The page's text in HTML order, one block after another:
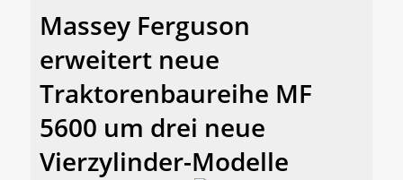
Massey Ferguson
erweitert neue
Traktorenbaureihe MF
5600 um drei neue
Vierzylinder-Modelle